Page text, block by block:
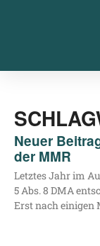
Neuer
der MMR
Letz­tes Jahr im
5 Abs. 8 DMA
Erst nach eini­gen